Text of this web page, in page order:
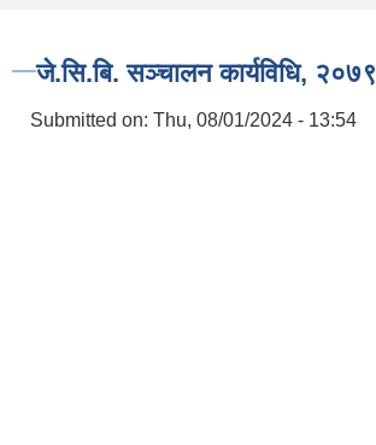
जे.सि.बि. सञ्चालन कार्यविधि, २०७९
Submitted on: Thu, 08/01/2024 - 13:54